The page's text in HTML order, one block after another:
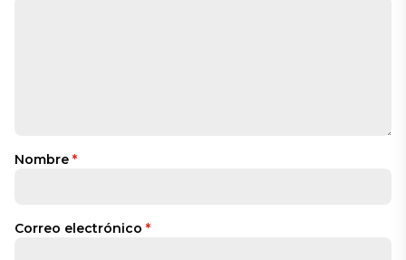
Nombre *
Correo electrónico *